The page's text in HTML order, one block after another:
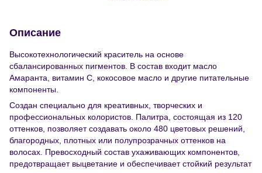
Описание
Высокотехнологический краситель на основе
сбалансированных пигментов. В состав входит масло
Амаранта, витамин С, кокосовое масло и другие питательные
компоненты.
Создан специально для креативных, творческих и
профессиональных колористов. Палитра, состоящая из 120
оттенков, позволяет создавать около 480 цветовых решений,
благородных, плотных или полупрозрачных оттенков на
волосах. Превосходный состав ухаживающих компонентов,
предотвращает выцветание и обеспечивает стойкий результат